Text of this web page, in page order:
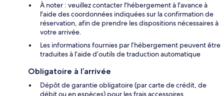
À noter : veuillez contacter l'hébergement à l'avance à
l'aide des coordonnées indiquées sur la confirmation de
réservation, afin de prendre les dispositions nécessaires à
votre arrivée.
Les informations fournies par l’hébergement peuvent être
traduites à l’aide d’outils de traduction automatique
Obligatoire à l’arrivée
Dépôt de garantie obligatoire (par carte de crédit, de
débit ou en espèces) pour les frais accessoires